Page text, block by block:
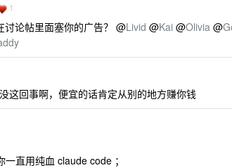
1
讨论帖里面塞你的广告？ @Livid @Kai @Olivia @
这回事啊，便宜的话肯定从别的地方赚你钱
直用纯血 claude code ；